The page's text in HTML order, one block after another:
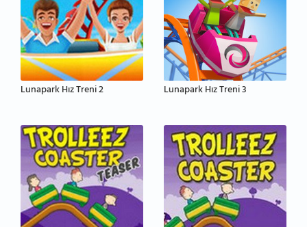
Lunapark Hız Treni 2 Lunapark Hız Treni 3